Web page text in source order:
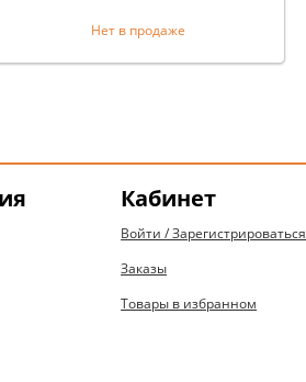
Нет в продаже
Кабинет
Войти / Зарегистрироваться
Заказы
Товары в избранном